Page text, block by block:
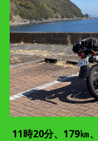
11時20分、179㎞